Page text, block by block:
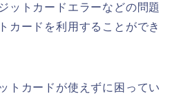
ットカードエラーなどの問題
カードを利用することができ
トカードが使えずに困ってい